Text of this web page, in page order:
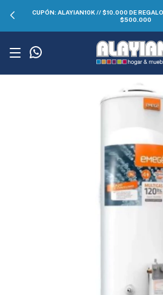
CUPÓN: ALAYIAN10K // $10.000 DE
$500.000